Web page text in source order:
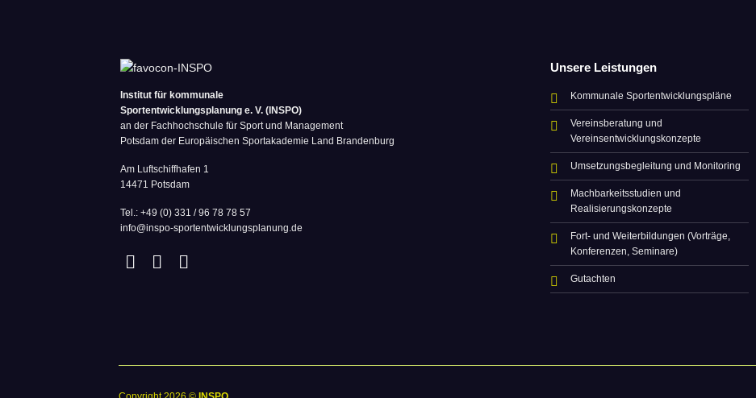
Institut für kommunale
Sportentwicklungsplanung e. V. (INSPO)
an der Fachhochschule für Sport und Management
Potsdam der Europäischen Sportakademie Land Brandenburg
Am Luftschiffhafen 1
14471 Potsdam
Tel.: +49 (0) 331 / 96 78 78 57
info@inspo-sportentwicklungsplanung.de
Unsere Leistungen
Kommunale Sportentwicklungspläne
Vereinsberatung und
Vereinsentwicklungskonzepte
Umsetzungsbegleitung und Monitoring
Machbarkeitsstudien und
Realisierungskonzepte
Fort- und Weiterbildungen (Vorträge,
Konferenzen, Seminare)
Gutachten